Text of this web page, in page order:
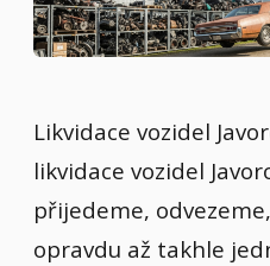
Likvidace vozidel
likvidace vozidel
přijedeme,
opravdu až takhle